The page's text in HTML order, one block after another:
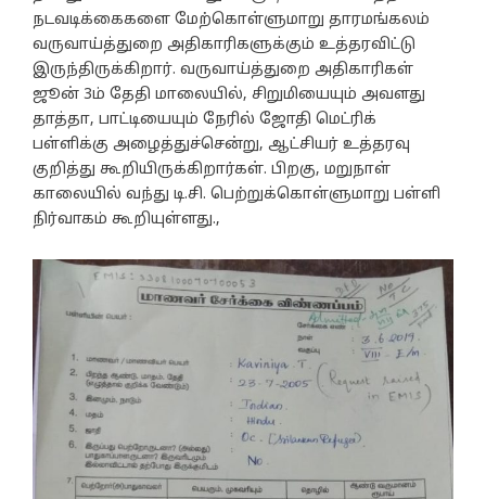
நடவடிக்கைகளை மேற்கொள்ளுமாறு தாரமங்கலம்
வருவாய்த்துறை அதிகாரிகளுக்கும் உத்தரவிட்டு
இருந்திருக்கிறார். வருவாய்த்துறை அதிகாரிகள்
ஜூன் 3ம் தேதி மாலையில், சிறுமியையும் அவளது
தாத்தா, பாட்டியையும் நேரில் ஜோதி மெட்ரிக்
பள்ளிக்கு அழைத்துச்சென்று, ஆட்சியர் உத்தரவு
குறித்து கூறியிருக்கிறார்கள். பிறகு, மறுநாள்
காலையில் வந்து டி.சி. பெற்றுக்கொள்ளுமாறு பள்ளி
நிர்வாகம் கூறியுள்ளது.,